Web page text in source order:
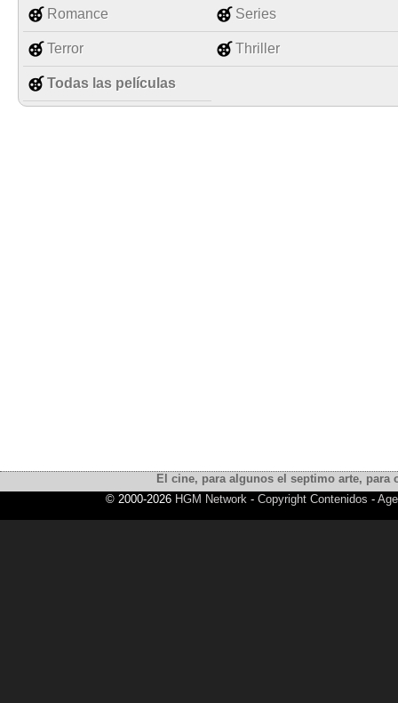
Romance Series
Terror Thriller
Todas las películas
El cine, para algunos el septimo arte,
© 2000-2026 HGM Network - Copyright Contenidos -